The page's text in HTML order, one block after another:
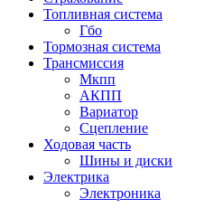
Топливная система
Гбо
Тормозная система
Трансмиссия
Мкпп
АКПП
Вариатор
Сцепление
Ходовая часть
Шины и диски
Электрика
Электроника